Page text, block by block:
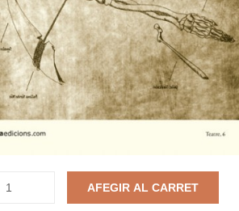
AFEGIR AL CARRET